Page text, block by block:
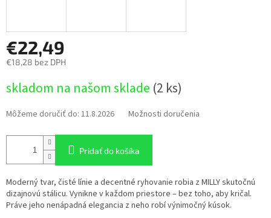
€22,49
€18,28 bez DPH
cena:
skladom na našom sklade (2 ks)
Môžeme doručiť do: 11.8.2026 Možnosti doručenia
Pridať do košíka
Moderný tvar, čisté línie a decentné ryhovanie robia z MILLY skutočnú
dizajnovú stálicu. Vynikne v každom priestore – bez toho, aby kričal.
Práve jeho nenápadná elegancia z neho robí výnimočný kúsok.